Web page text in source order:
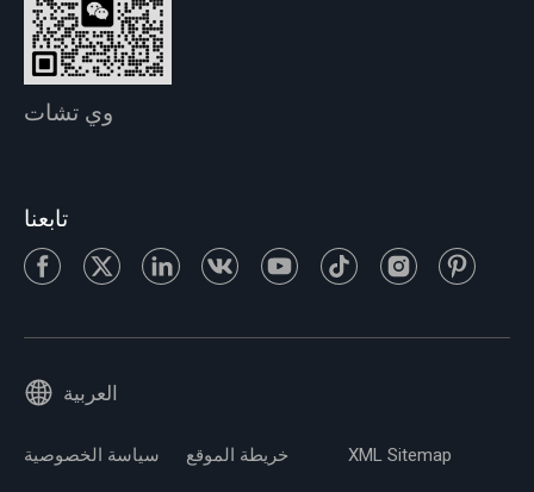
وي تشات
تابعنا
العربية
سياسة الخصوصية خريطة الموقع XML Sitemap